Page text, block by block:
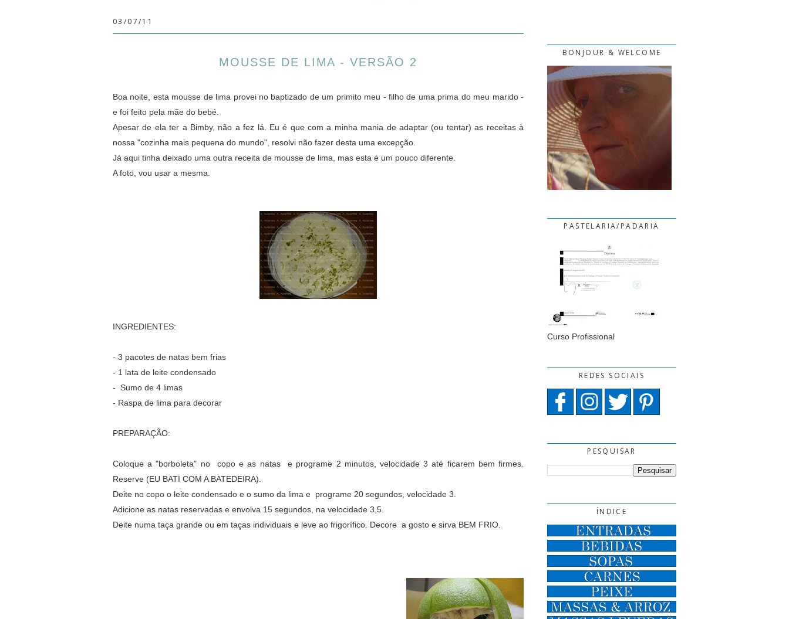
03/07/11
MOUSSE DE LIMA - VERSÃO 2
Boa noite, esta mousse de lima provei no baptizado de um primito meu - filho de uma prima do meu marido -
e foi feito pela mãe do bebé.
Apesar de ela ter a Bimby, não a fez lá. Eu é que com a minha mania de adaptar (ou tentar) as receitas à
nossa "cozinha mais pequena do mundo", resolvi não fazer desta uma excepção.
Já aqui tinha deixado uma outra receita de mousse de lima, mas esta é um pouco diferente.
A foto, vou usar a mesma.
INGREDIENTES:
- 3 pacotes de natas bem frias
- 1 lata de leite condensado
- Sumo de 4 limas
- Raspa de lima para decorar
PREPARAÇÃO:
Coloque a "borboleta" no copo e as natas e programe 2 minutos, velocidade 3 até ficarem bem firmes.
Reserve (EU BATI COM A BATEDEIRA).
Deite no copo o leite condensado e o sumo da lima e programe 20 segundos, velocidade 3.
Adicione as natas reservadas e envolva 15 segundos, na velocidade 3,5.
Deite numa taça grande ou em taças individuais e leve ao frigorífico. Decore a gosto e sirva BEM FRIO.
BONJOUR & WELCOME
PASTELARIA/PADARIA
Curso Profissional
REDES SOCIAIS
PESQUISAR
ÍNDICE